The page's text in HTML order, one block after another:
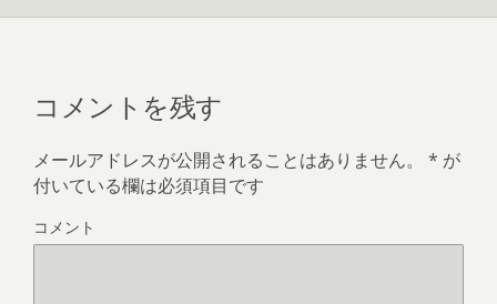
コメントを残す
メールアドレスが公開されることはありません。 * が
付いている欄は必須項目です
コメント